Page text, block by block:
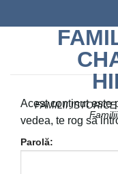
to
FAMILII
Acest conținut este
vedea, te rog să
Parolă: